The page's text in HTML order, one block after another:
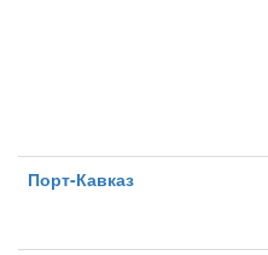
Порт-Кавказ